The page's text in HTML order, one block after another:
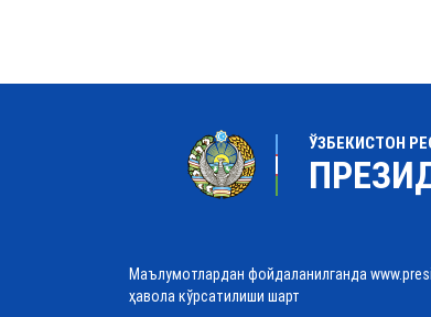
ЎЗБЕКИСТОН
Маълумотлардан фойдаланилганда
ҳавола кўрсатилиши шарт